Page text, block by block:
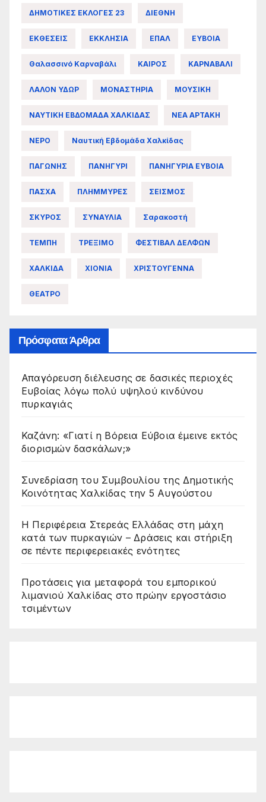
ΔΗΜΟΤΙΚΕΣ ΕΚΛΟΓΕΣ 23 ΔΙΕΘΝΗ
ΕΚΘΕΣΕΙΣ ΕΚΚΛΗΣΙΑ ΕΠΑΛ ΕΥΒΟΙΑ
Θαλασσινό Καρναβάλι ΚΑΙΡΟΣ ΚΑΡΝΑΒΑΛΙ
ΛΑΛΟΝ ΥΔΩΡ ΜΟΝΑΣΤΗΡΙΑ ΜΟΥΣΙΚΗ
ΝΑΥΤΙΚΗ ΕΒΔΟΜΑΔΑ ΧΑΛΚΙΔΑΣ ΝΕΑ ΑΡΤΑΚΗ
ΝΕΡΟ Ναυτική Εβδομάδα Χαλκίδας
ΠΑΓΩΝΗΣ ΠΑΝΗΓΥΡΙ ΠΑΝΗΓΥΡΙΑ ΕΥΒΟΙΑ
ΠΑΣΧΑ ΠΛΗΜΜΥΡΕΣ ΣΕΙΣΜΟΣ
ΣΚΥΡΟΣ ΣΥΝΑΥΛΙΑ Σαρακοστή
ΤΕΜΠΗ ΤΡΕΞΙΜΟ ΦΕΣΤΙΒΑΛ ΔΕΛΦΩΝ
ΧΑΛΚΙΔΑ ΧΙΟΝΙΑ ΧΡΙΣΤΟΥΓΕΝΝΑ
ΘΕΑΤΡΟ
Πρόσφατα Άρθρα
Απαγόρευση διέλευσης σε δασικές περιοχές
Ευβοίας λόγω πολύ υψηλού κινδύνου
πυρκαγιάς
Καζάνη: «Γιατί η Βόρεια Εύβοια έμεινε εκτός
διορισμών δασκάλων;»
Συνεδρίαση του Συμβουλίου της Δημοτικής
Κοινότητας Χαλκίδας την 5 Αυγούστου
Η Περιφέρεια Στερεάς Ελλάδας στη μάχη
κατά των πυρκαγιών – Δράσεις και στήριξη
σε πέντε περιφερειακές ενότητες
Προτάσεις για μεταφορά του εμπορικού
λιμανιού Χαλκίδας στο πρώην εργοστάσιο
τσιμέντων